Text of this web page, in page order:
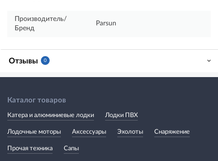
Производитель/
Бренд
Parsun
Отзывы 0
Каталог товаров
Катера и алюминиевые лодки Лодки ПВХ
Лодочные моторы Аксессуары Эхолоты Снаряжение
Прочая техника Сапы